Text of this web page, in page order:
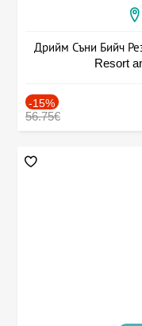
Дрийм Съни Бийч
Resort
-15%
56.75€